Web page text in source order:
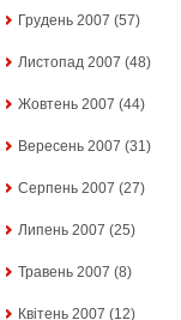
Грудень 2007 (57)
Листопад 2007 (48)
Жовтень 2007 (44)
Вересень 2007 (31)
Серпень 2007 (27)
Липень 2007 (25)
Травень 2007 (8)
Квітень 2007 (12)